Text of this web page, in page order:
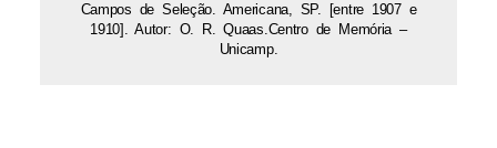
Campos de Seleção. Americana, SP. [entre 1907 e
1910]. Autor: O. R. Quaas.Centro de Memória –
Unicamp.